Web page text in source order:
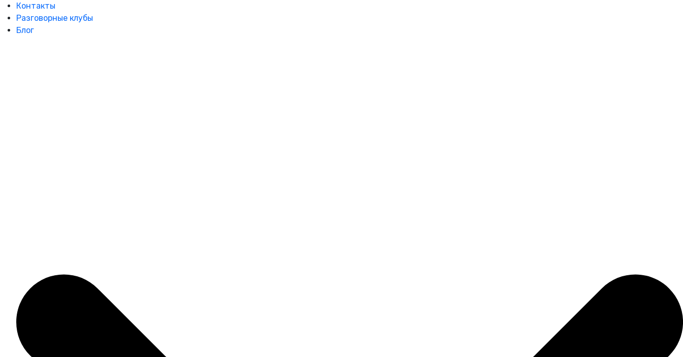
Контакты
Разговорные клубы
Блог